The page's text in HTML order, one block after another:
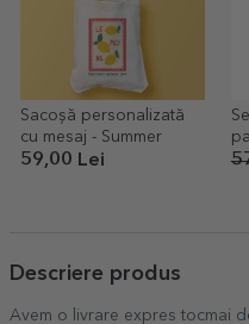
Sacoșă personalizată
cu mesaj - Summer
59,00 Lei
Descriere produs
Avem o livrare expres tocmai